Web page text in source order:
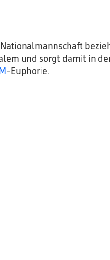
und sorgt damit in
-Euphorie.